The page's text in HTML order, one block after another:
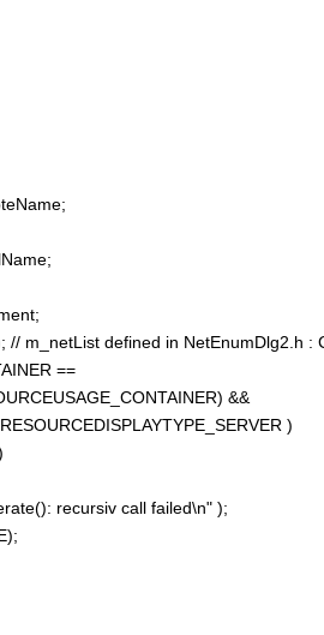
// m_netList defined in NetEnumDlg2.h :
==
&&
)
recursiv call failed\n" );